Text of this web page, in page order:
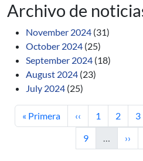
Archivo de
November 2024 (31)
October 2024 (25)
September 2024 (18)
August 2024 (23)
July 2024 (25)
First page
« Primera Previous page
‹‹ Page
1 Page
2 3
Page
9 … ››